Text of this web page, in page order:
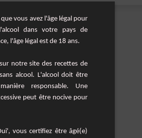
vous avez l'âge légal pour
dans votre pays de
l'âge légal est de 18 ans.
notre site des recettes de
alcool. L'alcool doit être
responsable. Une
peut être nocive pour
vous certifiez être âgé(e)